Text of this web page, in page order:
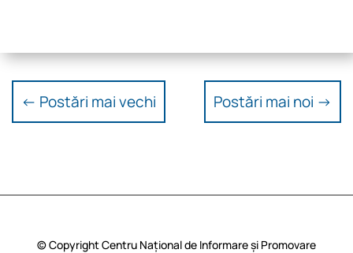
← Postări mai vechi Postări mai noi →
© Copyright Centru Național de Informare și Promovare